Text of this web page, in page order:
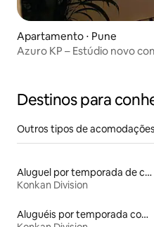
Apartamento ⋅ Pune
Azuro KP – Estúdio novo
Destinos para
Outros tipos de acomodações
Aluguel por temporada de casas arredondadas
Konkan Division
Aluguéis por temporada com caiaque